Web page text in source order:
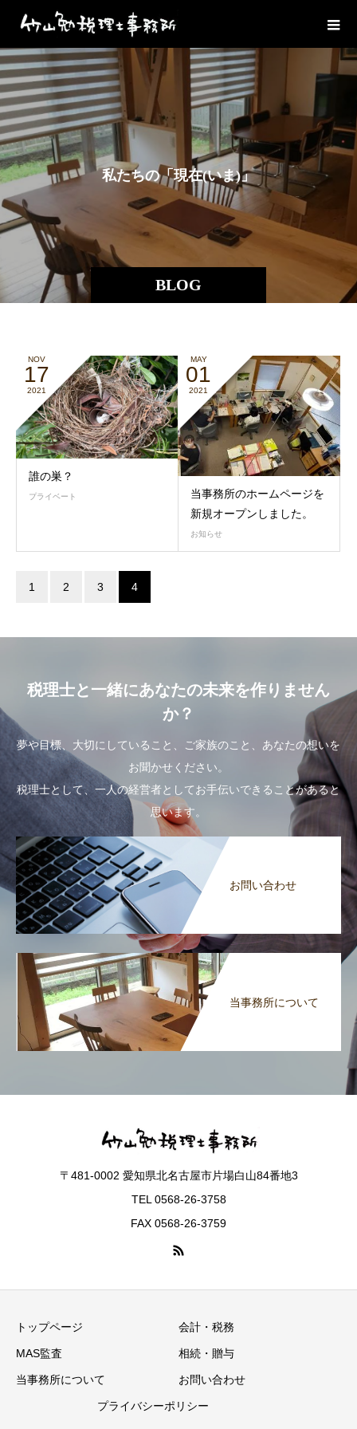
BLOG
私 たちの「現在(いま)」をお
NOV
17
2021
誰の巣？
プライベート
MAY
01
2021
当事務所のホームページを
新規オープンしました。
お知らせ
1 2 3 4
税理士と一緒にあなたの未来を作りません
か？
夢や目標、大切にしていること、ご家族のこと、あなたの想いを
お聞かせください。
税理士として、一人の経営者としてお手伝いできることがあると
思います。
お問い合わせ
当事務所について
〒481-0002 愛知県北名古屋市片場白山84番地3
TEL 0568-26-3758
FAX 0568-26-3759
トップページ 会計・税務
MAS監査 相続・贈与
当事務所について お問い合わせ
プライバシーポリシー